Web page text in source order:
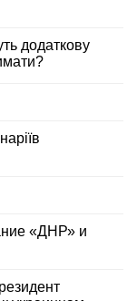
додаткову
«ДНР» и